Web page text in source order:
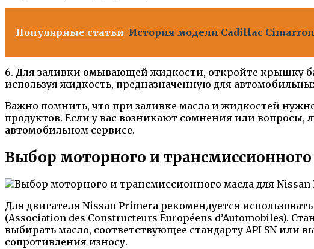
Популярные статьи История модели Cadillac
6. Для заливки омывающей жидкости, откройте крышку
используя жидкость, предназначенную для
Важно помнить, что при заливке масла и жидкостей
продуктов. Если у вас возникают сомнения или вопросы,
автомобильном сервисе.
Выбор моторного и
Для двигателя Nissan Primera рекомендуется
(Association des Constructeurs Européens d’Automobiles).
выбирать масло, соответствующее стандарту API SN
сопротивления износу.